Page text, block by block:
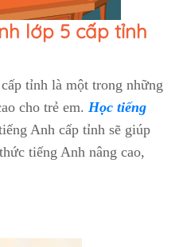
lớp 5 cấp tỉnh
tỉnh là một trong những
cho trẻ em. Học tiếng
Anh cấp tỉnh sẽ giúp
tiếng Anh nâng cao,